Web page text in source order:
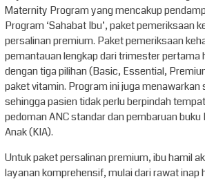
Maternity Program yang mencakup
Program ‘Sahabat Ibu’, paket pemeriksaan
persalinan premium. Paket pemeriksaan
pemantauan lengkap dari trimester pertama
dengan tiga pilihan (Basic, Essential,
paket vitamin. Program ini juga menawarkan
sehingga pasien tidak perlu berpindah
pedoman ANC standar dan pembaruan buku
Anak (KIA).
Untuk paket persalinan premium, ibu hamil
layanan komprehensif, mulai dari rawat inap